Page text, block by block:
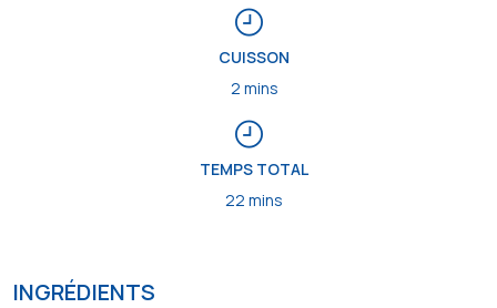
CUISSON
2 mins
TEMPS TOTAL
22 mins
INGRÉDIENTS